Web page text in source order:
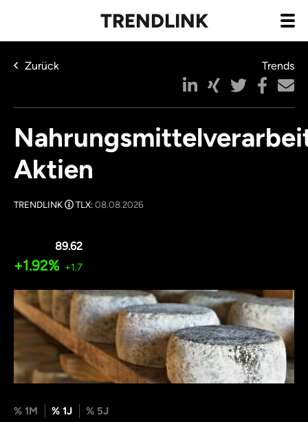
TRENDLINK
Zurück Trends
Aktien
TRENDLINK TLX:08.08.2026
89.62
+1.92% +1.7
% 1M % 1J % 5J